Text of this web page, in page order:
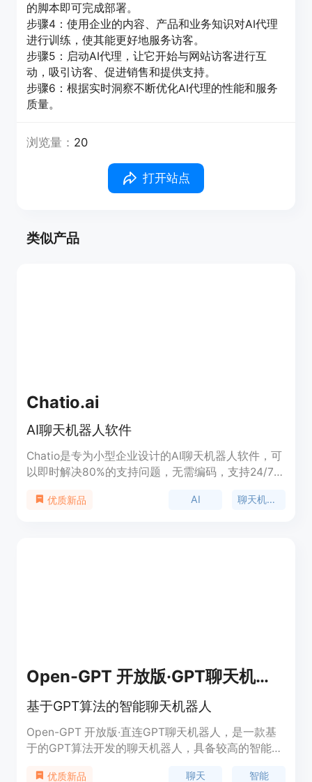
的脚本即可完成部署。
步骤4：使用企业的内容、产品和业务知识对AI代理
进行训练，使其能更好地服务访客。
步骤5：启动AI代理，让它开始与网站访客进行互
动，吸引访客、促进销售和提供支持。
步骤6：根据实时洞察不断优化AI代理的性能和服务
质量。
浏览量： 20
打开站点
类似产品
Chatio.ai
AI聊天机器人软件
Chatio是专为小型企业设计的AI聊天机器人软件，可
以即时解决80%的支持问题，无需编码，支持24/7支
优质新品 AI 聊天机器人
Open-GPT 开放版·GPT聊天机器人
基于GPT算法的智能聊天机器人
Open-GPT 开放版·直连GPT聊天机器人，是一款基
于的GPT算法开发的聊天机器人，具备较高的智能度
优质新品 聊天 智能